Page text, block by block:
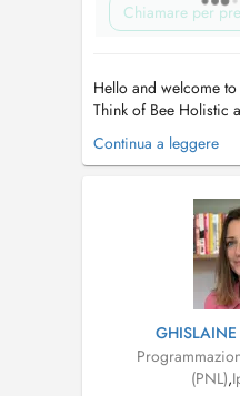
Chiamare per
Hello and welcome
Think of Bee Holistic
individuals such as
improve and nurture
healing, blending
like NLP and
Continua a leggere
(PNL),